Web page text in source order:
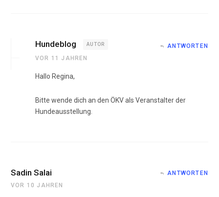
Hundeblog AUTOR
VOR 11 JAHREN
ANTWORTEN
Hallo Regina,
Bitte wende dich an den ÖKV als Veranstalter der
Hundeausstellung.
Sadin Salai
VOR 10 JAHREN
ANTWORTEN